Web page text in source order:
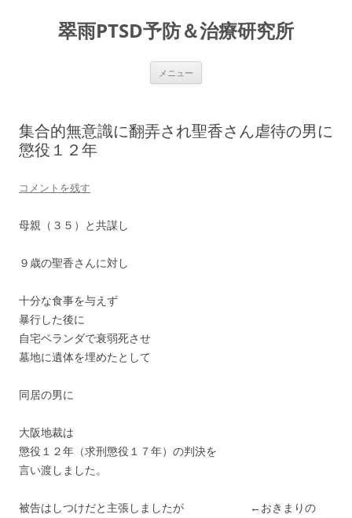
翠雨PTSD予防＆治療研究所
メニュー
集合的無意識に翻弄され聖香さん虐待の男に
懲役１２年
コメントを残す
母親（３５）と共謀し
９歳の聖香さんに対し
十分な食事を与えず
暴行した後に
自宅ベランダで衰弱死させ
墓地に遺体を埋めたとして
同居の男に
大阪地裁は
懲役１２年（求刑懲役１７年）の判決を
言い渡しました。
被告はしつけだと主張しましたが ←おきまりの